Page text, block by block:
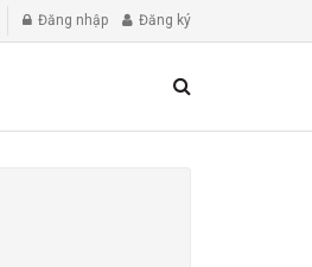
Đăng nhập Đăng ký